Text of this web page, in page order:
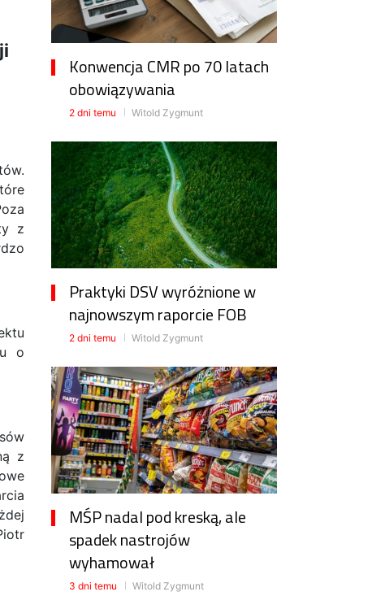
z
o
z
Konwencja CMR po 70 latach
obowiązywania
2 dni temu Witold Zygmunt
Praktyki DSV wyróżnione w
najnowszym raporcie FOB
2 dni temu Witold Zygmunt
MŚP nadal pod kreską, ale
spadek nastrojów
wyhamował
3 dni temu Witold Zygmunt